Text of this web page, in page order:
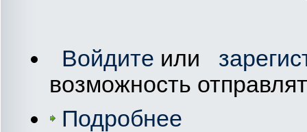
Войдите или
возможность
Подробнее